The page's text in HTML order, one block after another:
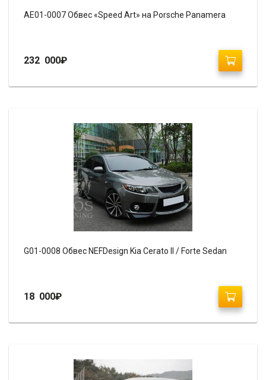
AE01-0007 Обвес «Speed Art» на Porsche Panamera
232 000₽
G01-0008 Обвес NEFDesign Kia Cerato II / Forte Sedan
18 000₽